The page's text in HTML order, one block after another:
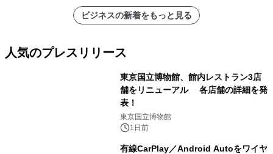
ビジネスの新着をもっと見る
人気のプレスリリース
東京国立博物館、館内レストラン3店
舗をリニューアル 各店舗の詳細を発
表！
東京国立博物館
1日前
有線CarPlay／Android Autoをワイヤ